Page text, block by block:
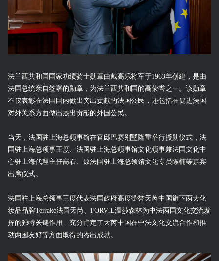
法兰西共和国国家功绩骑士勋章由戴高乐将军于1963年创建，是由
法国总统亲自签署的勋章，为法兰西共和国的高荣誉之一。该勋章
不仅表彰在法国国内做出突出贡献的法国公民，还包括在促进法国
对外关系方面做出杰出贡献的外国公民。
当天，法国驻上海总领事馆在官邸巴赛别墅隆重举行授勋仪式，法
国驻上海总领事王度、法国驻上海总领事馆文化领事兼法国文化中
心驻上海代理主任高石、原法国驻上海总领馆文化专员陈楠等嘉宾
出席仪式。
法国驻上海总领事王度代表法国政府高度赞誉天芮中国旗下两大化
妆品品牌Terraké法国天芮、FORVIL温莎森林为中法两国文化交流发
挥的独特关键作用，充分肯定了天芮中国在中法文化交流合作和推
动两国友好等方面取得的杰出成就。